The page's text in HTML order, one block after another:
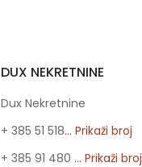
DUX NEKRETNINE
Dux Nekretnine
+ 385 51 518... Prikaži broj
+ 385 91 480 ... Prikaži broj